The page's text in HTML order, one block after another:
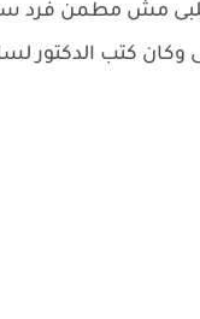
قلبى مش مطمن فرد
وكان كتب الدكتور